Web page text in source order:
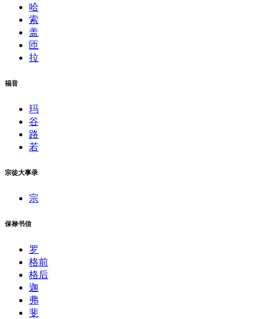
哈
索
盖
匝
拉
福音
玛
谷
路
若
宗徒大事录
宗
保禄书信
罗
格前
格后
迦
弗
斐